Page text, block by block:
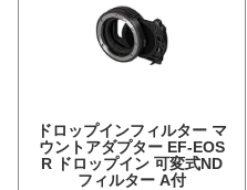
ドロップインフィルター マ
ウントアダプター EF-EOS
R ドロップイン 可変式ND
フィルター A付